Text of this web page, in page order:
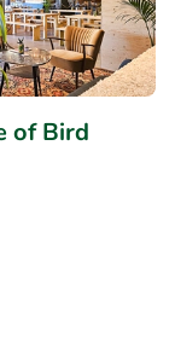
of Bird